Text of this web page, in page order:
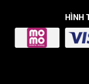
HÌNH